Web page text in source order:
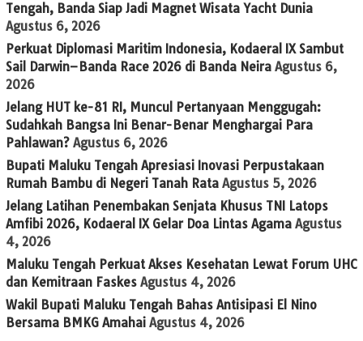
Tengah, Banda Siap Jadi Magnet Wisata Yacht Dunia
Agustus 6, 2026
Perkuat Diplomasi Maritim Indonesia, Kodaeral IX Sambut
Sail Darwin–Banda Race 2026 di Banda Neira Agustus 6,
2026
Jelang HUT ke-81 RI, Muncul Pertanyaan Menggugah:
Sudahkah Bangsa Ini Benar-Benar Menghargai Para
Pahlawan? Agustus 6, 2026
Bupati Maluku Tengah Apresiasi Inovasi Perpustakaan
Rumah Bambu di Negeri Tanah Rata Agustus 5, 2026
Jelang Latihan Penembakan Senjata Khusus TNI Latops
Amfibi 2026, Kodaeral IX Gelar Doa Lintas Agama Agustus
4, 2026
Maluku Tengah Perkuat Akses Kesehatan Lewat Forum UHC
dan Kemitraan Faskes Agustus 4, 2026
Wakil Bupati Maluku Tengah Bahas Antisipasi El Nino
Bersama BMKG Amahai Agustus 4, 2026